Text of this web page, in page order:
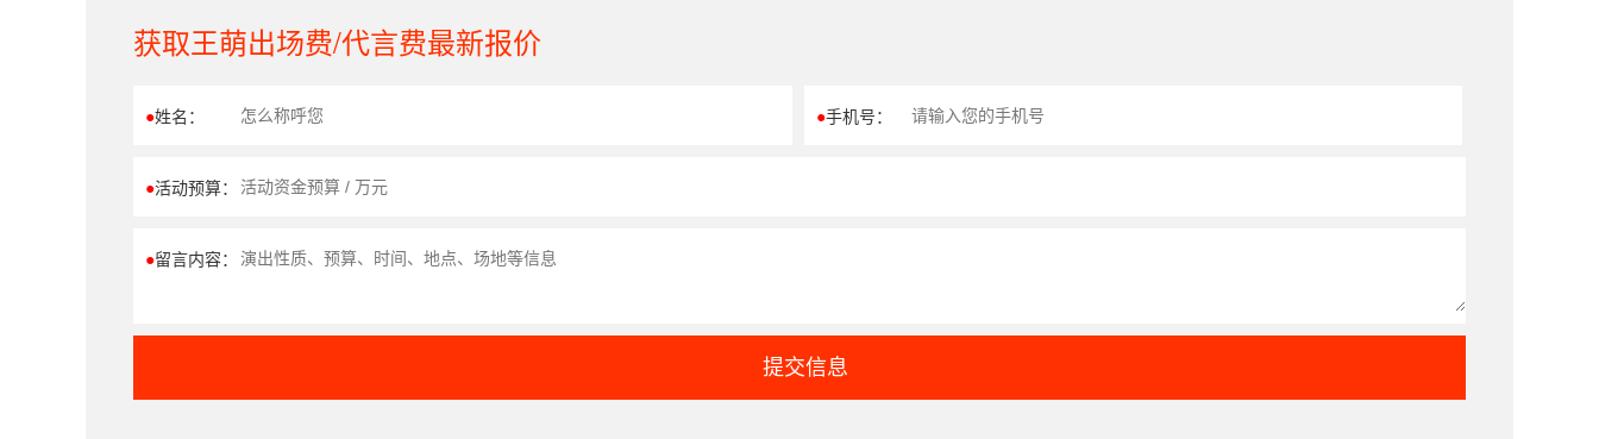
获取王萌出场费/代言费最新报价
●姓名： ●手机号：
●活动预算：
●留言内容：
提交信息